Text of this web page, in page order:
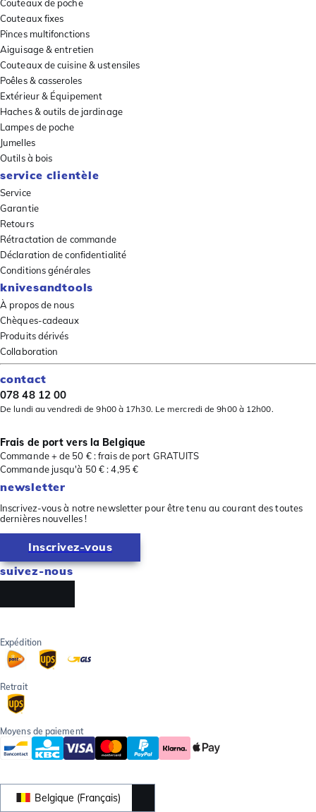
Couteaux de poche
Couteaux fixes
Pinces multifonctions
Aiguisage & entretien
Couteaux de cuisine & ustensiles
Poêles & casseroles
Extérieur & Équipement
Haches & outils de jardinage
Lampes de poche
Jumelles
Outils à bois
service clientèle
Service
Garantie
Retours
Rétractation de commande
Déclaration de confidentialité
Conditions générales
knivesandtools
À propos de nous
Chèques-cadeaux
Produits dérivés
Collaboration
contact
078 48 12 00
De lundi au vendredi de 9h00 à 17h30. Le mercredi de 9h00 à 12h00.
Frais de port vers la Belgique
Commande + de 50 € : frais de port GRATUITS
Commande jusqu'à 50 € : 4,95 €
newsletter
Inscrivez-vous à notre newsletter pour être tenu au courant des toutes
dernières nouvelles !
Inscrivez-vous
suivez-nous
Expédition
Retrait
Moyens de paiement
Belgique (Français)